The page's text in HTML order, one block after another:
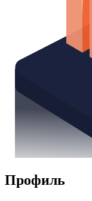
Профиль